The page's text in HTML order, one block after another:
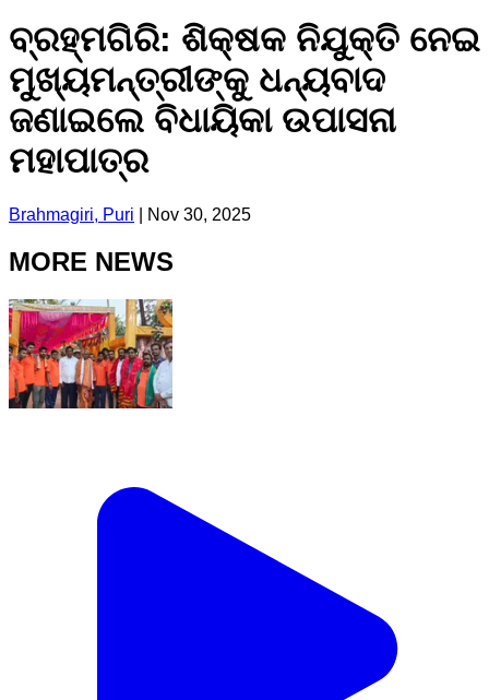
ବ୍ରହ୍ମଗିରି: ଶିକ୍ଷକ ନିଯୁକ୍ତି ନେଇ
ମୁଖ୍ୟମନ୍ତ୍ରୀଙ୍କୁ ଧନ୍ୟବାଦ
ଜଣାଇଲେ ବିଧାୟିକା ଉପାସନା
ମହାପାତ୍ର
Brahmagiri, Puri Nov 30, 2025
MORE NEWS